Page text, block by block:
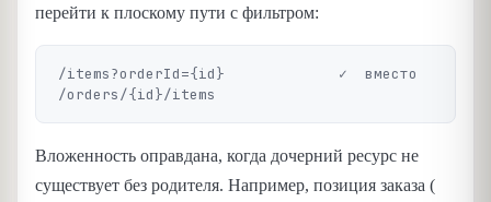
перейти к плоскому пути с фильтром:
/items?orderId={id}             ✓  вместо
Вложенность оправдана, когда дочерний ресурс не
существует без родителя. Например, позиция заказа (